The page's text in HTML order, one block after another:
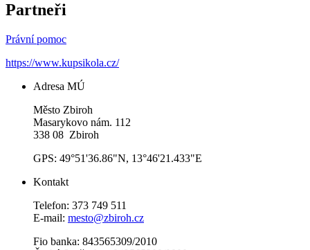
Partneři
Právní pomoc
https://www.kupsikola.cz/
Adresa MÚ
Město Zbiroh
Masarykovo nám. 112
338 08 Zbiroh
GPS: 49°51'36.86"N, 13°46'21.433"E
Kontakt
Telefon: 373 749 511
E-mail: mesto@zbiroh.cz
Fio banka: 843565309/2010